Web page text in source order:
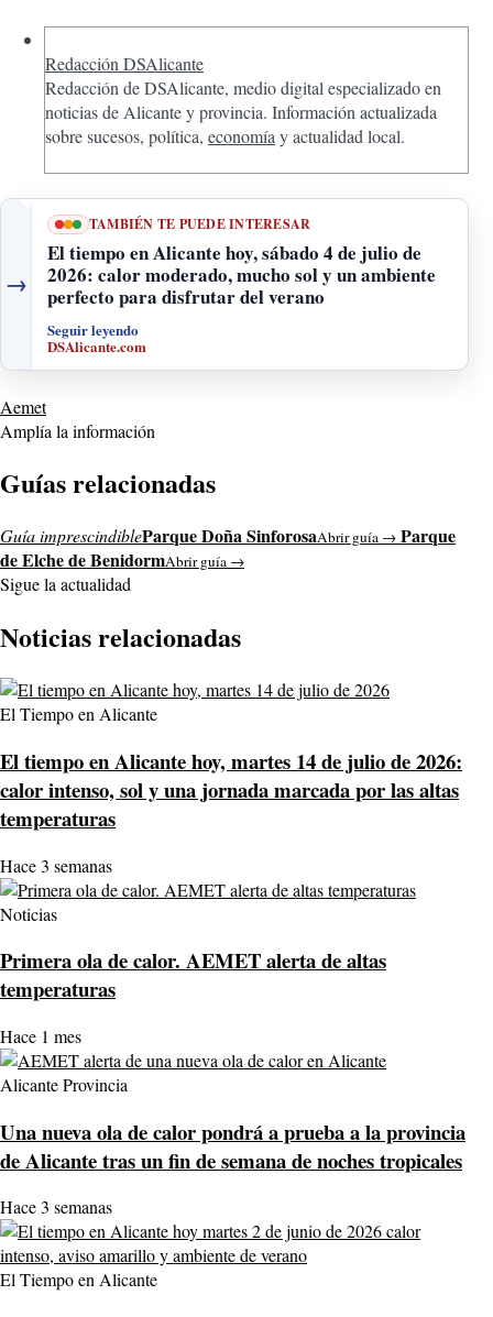
Redacción DSAlicante
Redacción de DSAlicante, medio digital especializado en
noticias de Alicante y provincia. Información actualizada
sobre sucesos, política, economía y actualidad local.
→
TAMBIÉN TE PUEDE INTERESAR
El tiempo en Alicante hoy, sábado 4 de julio de
2026: calor moderado, mucho sol y un ambiente
perfecto para disfrutar del verano
Seguir leyendo
DSAlicante.com
Aemet
Amplía la información
Guías relacionadas
Guía imprescindibleParque Doña SinforosaAbrir guía → Parque
de Elche de BenidormAbrir guía →
Sigue la actualidad
Noticias relacionadas
El Tiempo en Alicante
El tiempo en Alicante hoy, martes 14 de julio de 2026:
calor intenso, sol y una jornada marcada por las altas
temperaturas
Hace 3 semanas
Noticias
Primera ola de calor. AEMET alerta de altas
temperaturas
Hace 1 mes
Alicante Provincia
Una nueva ola de calor pondrá a prueba a la provincia
de Alicante tras un fin de semana de noches tropicales
Hace 3 semanas
El Tiempo en Alicante